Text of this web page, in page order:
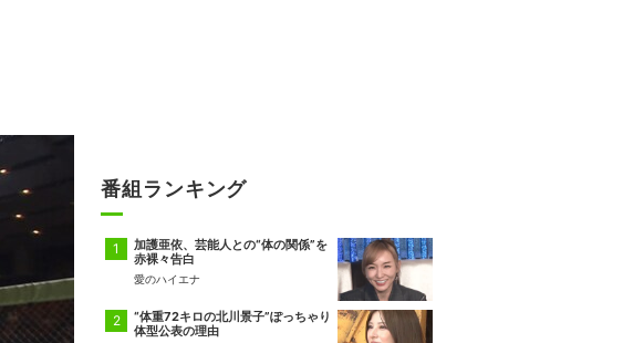
番組ランキング
加護亜依、芸能人との“体の関係”を
赤裸々告白
愛のハイエナ
“体重72キロの北川景子”ぽっちゃり
体型公表の理由